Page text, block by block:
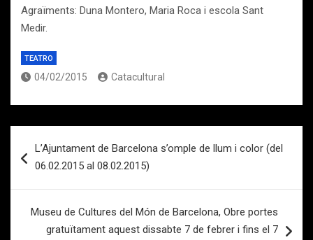
Agraïments: Duna Montero, Maria Roca i escola Sant
Medir.
TEATRO
04/02/2015 Catacultural
de
L’Ajuntament de Barcelona s’omple de llum i color (del
06.02.2015 al 08.02.2015)
Museu de Cultures del Món de Barcelona, Obre portes
gratuïtament aquest dissabte 7 de febrer i fins el 7